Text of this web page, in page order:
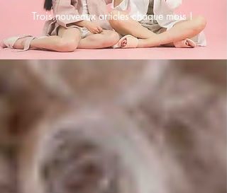
Trois nouveaux articles chaque mois !